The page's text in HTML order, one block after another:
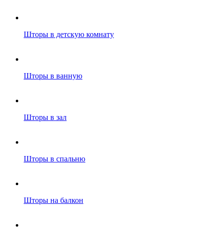
Шторы в детскую комнату
Шторы в ванную
Шторы в зал
Шторы в спальню
Шторы на балкон